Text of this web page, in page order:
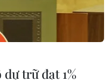
trữ đạt 1%